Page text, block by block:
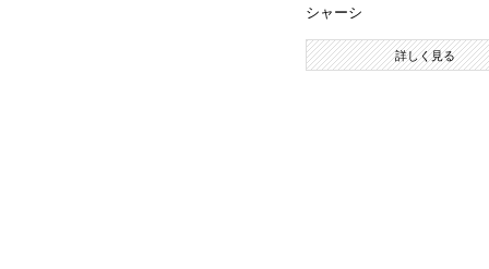
シャーシ
詳しく見る